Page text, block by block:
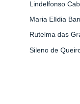
Lindelfonso
Maria Elídia
Rutelma das
Sileno de